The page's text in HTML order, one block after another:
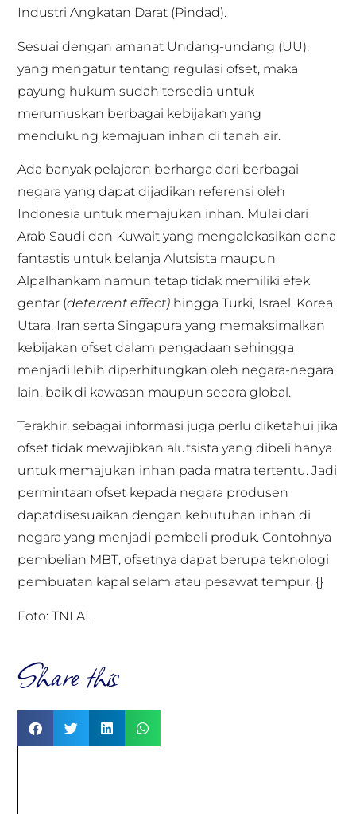
Industri Angkatan Darat (Pindad).
Sesuai dengan amanat Undang-undang (UU),
yang mengatur tentang regulasi ofset, maka
payung hukum sudah tersedia untuk
merumuskan berbagai kebijakan yang
mendukung kemajuan inhan di tanah air.
Ada banyak pelajaran berharga dari berbagai
negara yang dapat dijadikan referensi oleh
Indonesia untuk memajukan inhan. Mulai dari
Arab Saudi dan Kuwait yang mengalokasikan dana
fantastis untuk belanja Alutsista maupun
Alpalhankam namun tetap tidak memiliki efek
gentar (deterrent effect) hingga Turki, Israel, Korea
Utara, Iran serta Singapura yang memaksimalkan
kebijakan ofset dalam pengadaan sehingga
menjadi lebih diperhitungkan oleh negara-negara
lain, baik di kawasan maupun secara global.
Terakhir, sebagai informasi juga perlu diketahui jika
ofset tidak mewajibkan alutsista yang dibeli hanya
untuk memajukan inhan pada matra tertentu. Jadi
permintaan ofset kepada negara produsen
dapatdisesuaikan dengan kebutuhan inhan di
negara yang menjadi pembeli produk. Contohnya
pembelian MBT, ofsetnya dapat berupa teknologi
pembuatan kapal selam atau pesawat tempur. {}
Foto: TNI AL
Share this